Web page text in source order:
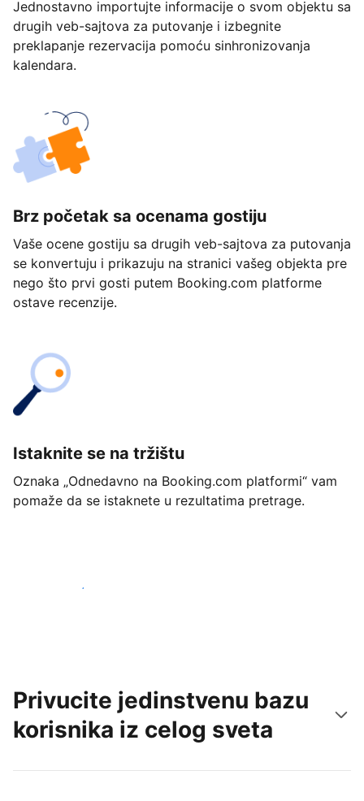
Jednostavno importujte informacije o svom objektu sa
drugih veb-sajtova za putovanje i izbegnite
preklapanje rezervacija pomoću sinhronizovanja
kalendara.
Brz početak sa ocenama gostiju
Vaše ocene gostiju sa drugih veb-sajtova za putovanja
se konvertuju i prikazuju na stranici vašeg objekta pre
nego što prvi gosti putem Booking.com platforme
ostave recenzije.
Istaknite se na tržištu
Oznaka „Odnedavno na Booking.com platformi“ vam
pomaže da se istaknete u rezultatima pretrage.
Počnite već danas
Privucite jedinstvenu bazu
korisnika iz celog sveta